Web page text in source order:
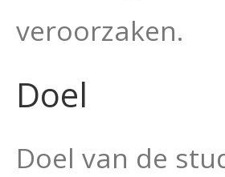
veroorzaken.
Doel
Doel van de